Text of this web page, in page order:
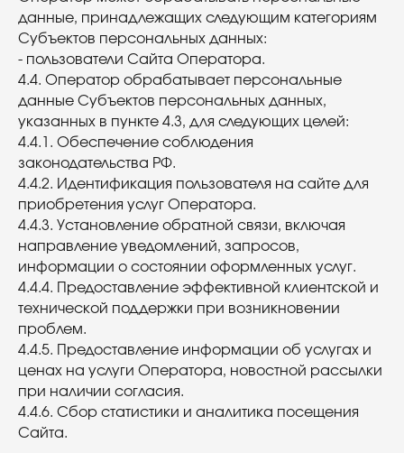
данные, принадлежащих следующим категориям
Субъектов персональных данных:
- пользователи Сайта Оператора.
4.4. Оператор обрабатывает персональные
данные Субъектов персональных данных,
указанных в пункте 4.3, для следующих целей:
4.4.1. Обеспечение соблюдения
законодательства РФ.
4.4.2. Идентификация пользователя на сайте для
приобретения услуг Оператора.
4.4.3. Установление обратной связи, включая
направление уведомлений, запросов,
информации о состоянии оформленных услуг.
4.4.4. Предоставление эффективной клиентской и
технической поддержки при возникновении
проблем.
4.4.5. Предоставление информации об услугах и
ценах на услуги Оператора, новостной рассылки
при наличии согласия.
4.4.6. Сбор статистики и аналитика посещения
Сайта.